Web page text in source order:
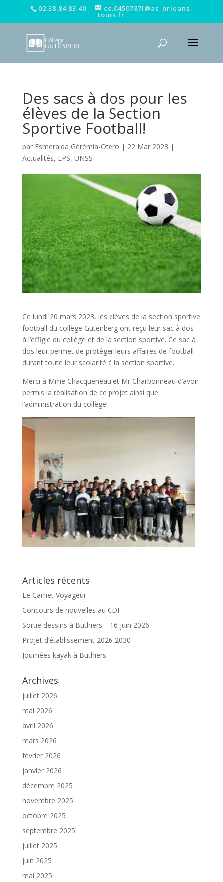
02.38.84.83.40 ce.0450787l@ac-orleans-
tours.fr
Des sacs à dos pour les
élèves de la Section
Sportive Football!
par Esmeralda Gérémia-Otero | 22 Mar 2023 |
Actualités, EPS, UNSS
Ce lundi 20 mars 2023, les élèves de la section sportive
football du collège Gutenberg ont reçu leur sac à dos
à l’effigie du collège et de la section sportive. Ce sac à
dos leur permet de protéger leurs affaires de football
durant toute leur scolarité à la section sportive.
Merci à Mme Chacqueneau et Mr Charbonneau d’avoir
permis la réalisation de ce projet ainsi que
l’administration du collège!
Articles récents
Le Carnet Voyageur
Concours de nouvelles au CDI
Sortie dessins à Buthiers – 16 juin 2026
Projet d’établissement 2026-2030
Journées kayak à Buthiers
Archives
juillet 2026
mai 2026
avril 2026
mars 2026
février 2026
janvier 2026
décembre 2025
novembre 2025
octobre 2025
septembre 2025
juillet 2025
juin 2025
mai 2025